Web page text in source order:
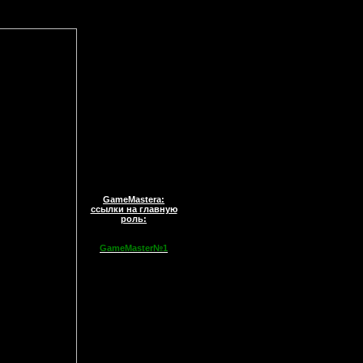
GameMastera:
ссылки на главную
роль:
GameMaster№1